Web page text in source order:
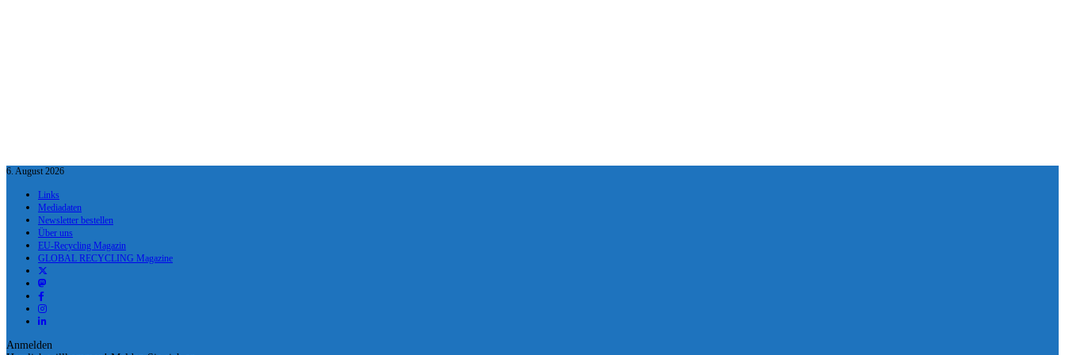
6. August 2026
Links
Mediadaten
Newsletter bestellen
Über uns
EU-Recycling Magazin
GLOBAL RECYCLING Magazine
Anmelden